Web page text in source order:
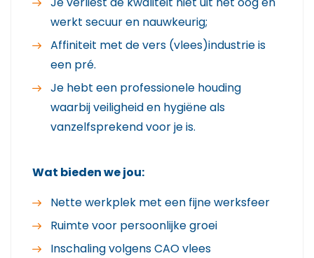
werkt secuur en nauwkeurig;
Affiniteit met de vers (vlees)industrie is
een pré.
Je hebt een professionele houding
waarbij veiligheid en hygiëne als
vanzelfsprekend voor je is.
Wat bieden we jou:
Nette werkplek met een fijne werksfeer
Ruimte voor persoonlijke groei
Inschaling volgens CAO vlees